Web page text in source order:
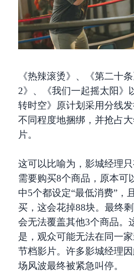
《热辣滚烫》、《第二十
2》、《我们一起摇太阳》
转时空》原计划采用分线
不同程度地捆绑，并抢占
片。
这可以比喻为，影城经理只
需要购买8个商品，原本可
中5个都设定“最低消费”，
买，这会花掉88块。最终
会无法覆盖其他3个商品。
是，观众可能无法在同一
节档影片。许多影城经理
场风波最终被紧急叫停。